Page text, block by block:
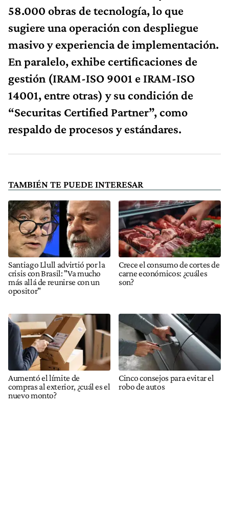
58.000 obras de tecnología, lo que
sugiere una operación con despliegue
masivo y experiencia de implementación.
En paralelo, exhibe certificaciones de
gestión (IRAM-ISO 9001 e IRAM-ISO
14001, entre otras) y su condición de
“Securitas Certified Partner”, como
respaldo de procesos y estándares.
TAMBIÉN TE PUEDE INTERESAR
Santiago Llull advirtió por la
crisis con Brasil: "Va mucho
más allá de reunirse con un
opositor"
Crece el consumo de cortes de
carne económicos: ¿cuáles
son?
Aumentó el límite de
compras al exterior, ¿cuál es el
nuevo monto?
Cinco consejos para evitar el
robo de autos